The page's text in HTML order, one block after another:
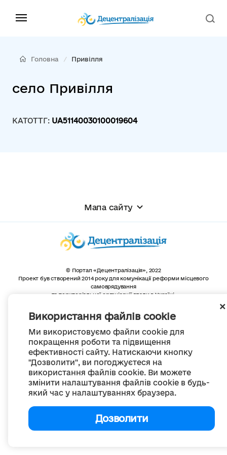
Використання файлів cookie
Ми використовуємо файли cookie для
покращення роботи та підвищення
ефективності сайту. Натискаючи кнопку
"Дозволити", ви погоджуєтеся на
використання файлів cookie. Ви можете
змінити налаштування файлів cookie в будь-
який час у налаштуваннях браузера.
Дозволити
Головна Привілля
село Привілля
КАТОТТГ: UA51140030100019604
Мапа сайту
© Портал «Децентралізація», 2022
Проект був створений 2014 року для комунікації реформи місцевого
самоврядування
та територіальної організації влади в Україні.
Весь контент доступний за ліцензією
Creative Commons Attribution 4.0 International license,
якщо не зазначено інше